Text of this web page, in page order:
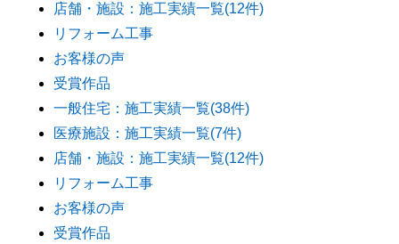
店舗・施設：施工実績一覧(12件)
リフォーム工事
お客様の声
受賞作品
一般住宅：施工実績一覧(38件)
医療施設：施工実績一覧(7件)
店舗・施設：施工実績一覧(12件)
リフォーム工事
お客様の声
受賞作品